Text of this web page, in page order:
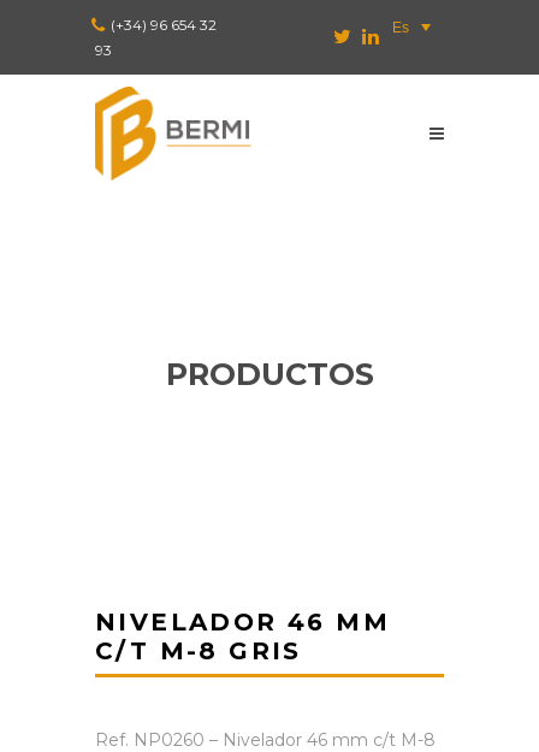
(+34) 96 654 32
93
Es
PRODUCTOS
NIVELADOR 46 MM
C/T M-8 GRIS
Ref. NP0260 – Nivelador 46 mm c/t M-8